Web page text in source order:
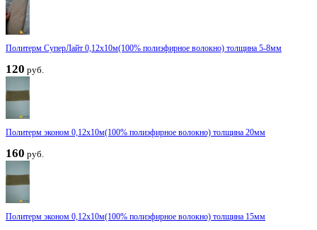
Политерм СуперЛайт 0,12х10м(100% полиэфирное волокно) толщина 5-8мм
120 руб.
Политерм эконом 0,12х10м(100% полиэфирное волокно) толщина 20мм
160 руб.
Политерм эконом 0,12х10м(100% полиэфирное волокно) толщина 15мм